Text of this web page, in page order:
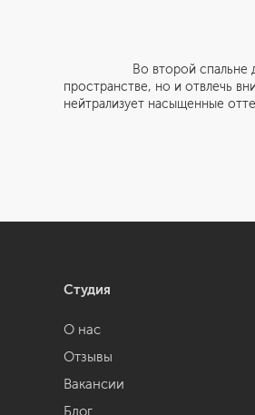
Во второй спальне дома
пространстве, но и отвлечь
нейтрализует насыщенные
Студия
О нас
Отзывы
Вакансии
Блог